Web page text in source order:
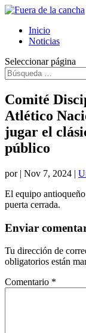
Inicio
Noticias
Seleccionar página
Comité
Atlético
jugar el
público
por | Nov 7, 2024 |
El equipo
puerta cerrada.
Enviar
Tu dirección de
obligatorios están
Comentario *